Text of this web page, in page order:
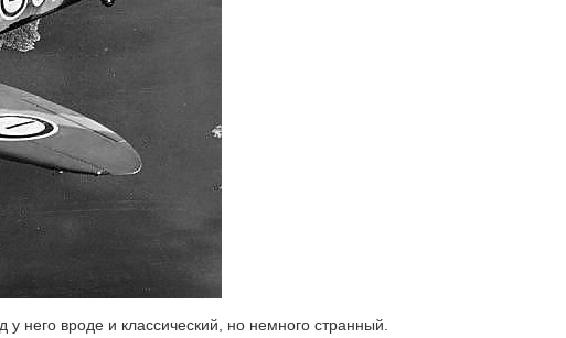
него вроде и классический, но немного странный.